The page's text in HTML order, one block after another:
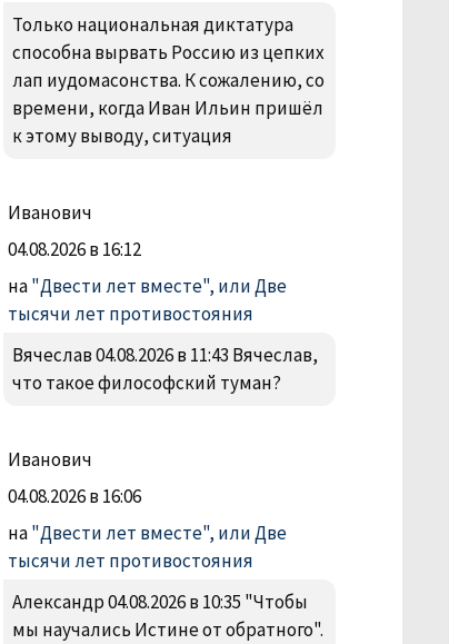
Только национальная диктатура
способна вырвать Россию из цепких
лап иудомасонства. К сожалению, со
времени, когда Иван Ильин пришёл
к этому выводу, ситуация
Иванович
04.08.2026 в 16:12
на"Двести лет вместе", или Две
тысячи лет противостояния
Вячеслав 04.08.2026 в 11:43 Вячеслав,
что такое философский туман?
Иванович
04.08.2026 в 16:06
на"Двести лет вместе", или Две
тысячи лет противостояния
Александр 04.08.2026 в 10:35 "Чтобы
мы научались Истине от обратного".